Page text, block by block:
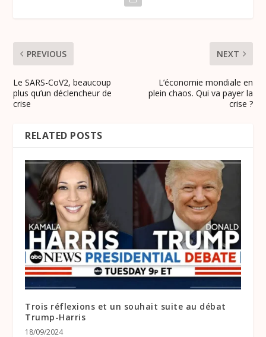
PREVIOUS
Le SARS-CoV2, beaucoup
plus qu’un déclencheur de
crise
NEXT
L’économie mondiale en
plein chaos. Qui va payer la
crise ?
RELATED POSTS
Trois réflexions et un souhait suite au débat
Trump-Harris
18/09/2024